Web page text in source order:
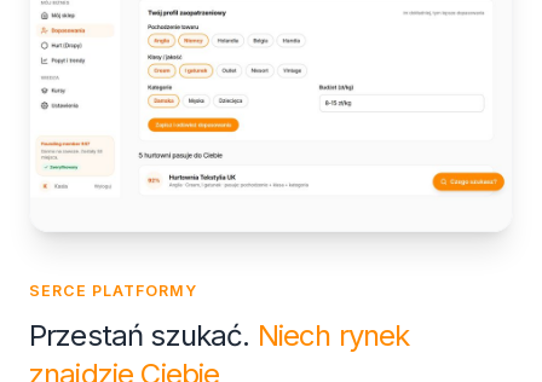
SERCE PLATFORMY
Przestań szukać. Niech rynek
znajdzie Ciebie